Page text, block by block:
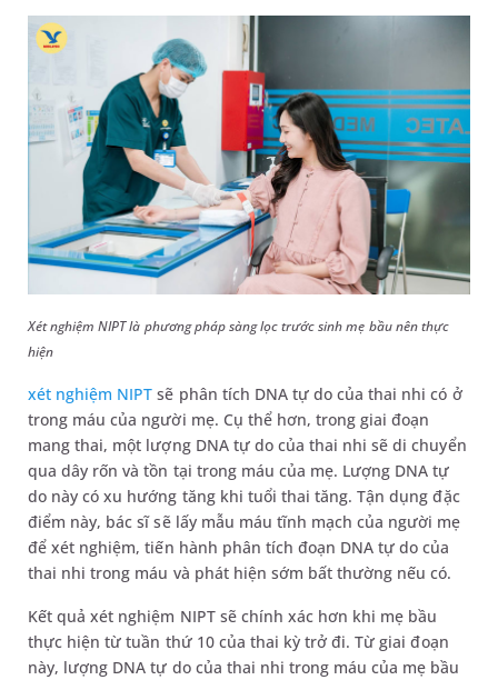
Xét nghiệm NIPT là phương pháp sàng lọc trước sinh mẹ bầu nên thực
hiện
xét nghiệm NIPT sẽ phân tích DNA tự do của thai nhi có ở
trong máu của người mẹ. Cụ thể hơn, trong giai đoạn
mang thai, một lượng DNA tự do của thai nhi sẽ di chuyển
qua dây rốn và tồn tại trong máu của mẹ. Lượng DNA tự
do này có xu hướng tăng khi tuổi thai tăng. Tận dụng đặc
điểm này, bác sĩ sẽ lấy mẫu máu tĩnh mạch của người mẹ
để xét nghiệm, tiến hành phân tích đoạn DNA tự do của
thai nhi trong máu và phát hiện sớm bất thường nếu có.
Kết quả xét nghiệm NIPT sẽ chính xác hơn khi mẹ bầu
thực hiện từ tuần thứ 10 của thai kỳ trở đi. Từ giai đoạn
này, lượng DNA tự do của thai nhi trong máu của mẹ bầu